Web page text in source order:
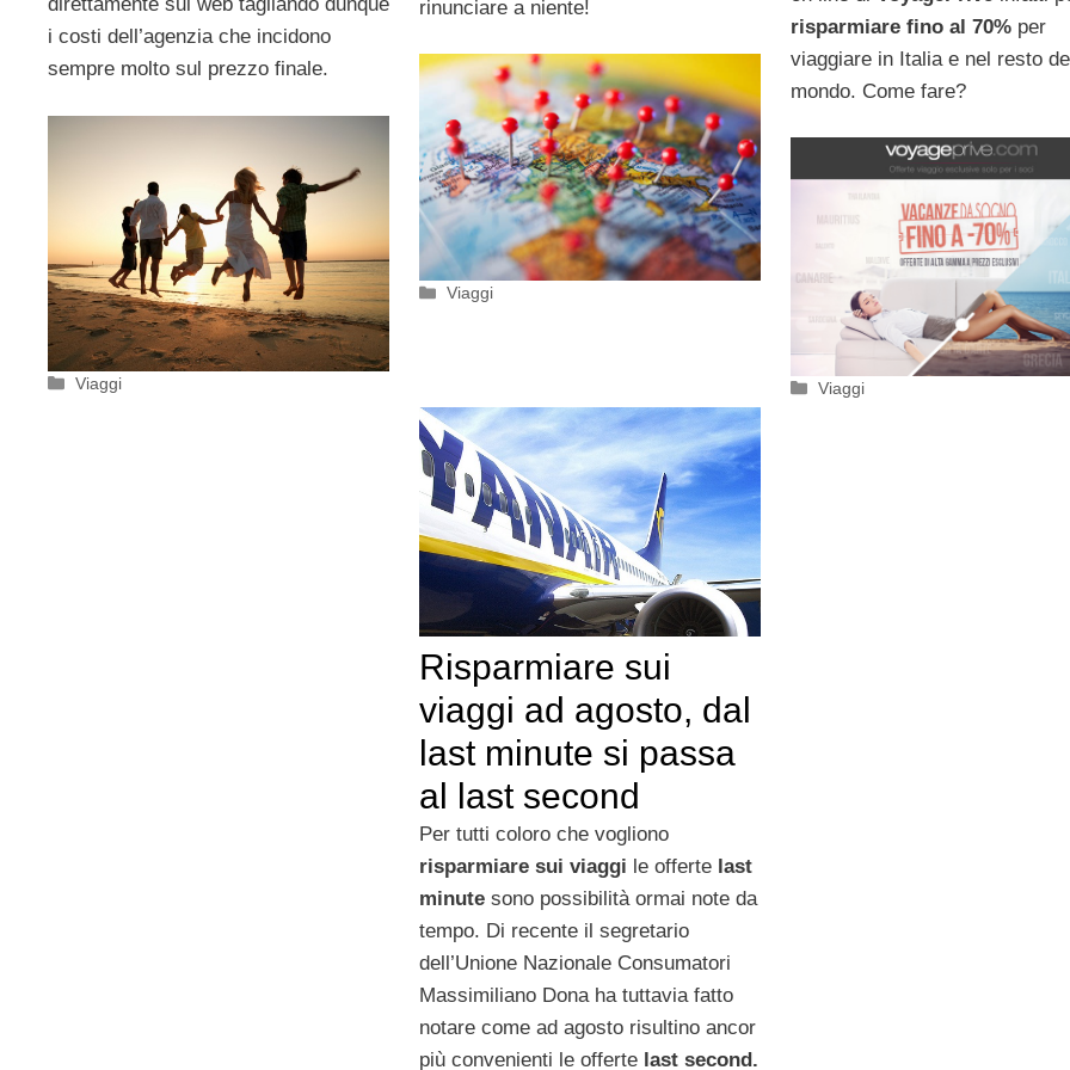
risparmiare fino al 70%per
viaggiare in Italia e nel resto
mondo. Come fare?
Categorie
Viaggi
i costi dell’agenzia che incidono
sempre molto sul prezzo finale.
Categorie
Viaggi
rinunciare a niente!
Categorie
Viaggi
Risparmiare sui
viaggi ad agosto, dal
last minute si passa
al last second
Per tutti coloro che vogliono
risparmiare sui viaggi le offerte last
minutesono possibilità ormai note da
tempo. Di recente il segretario
dell’Unione Nazionale Consumatori
Massimiliano Dona ha tuttavia fatto
notare come ad agosto risultino ancor
più convenienti le offerte last second.